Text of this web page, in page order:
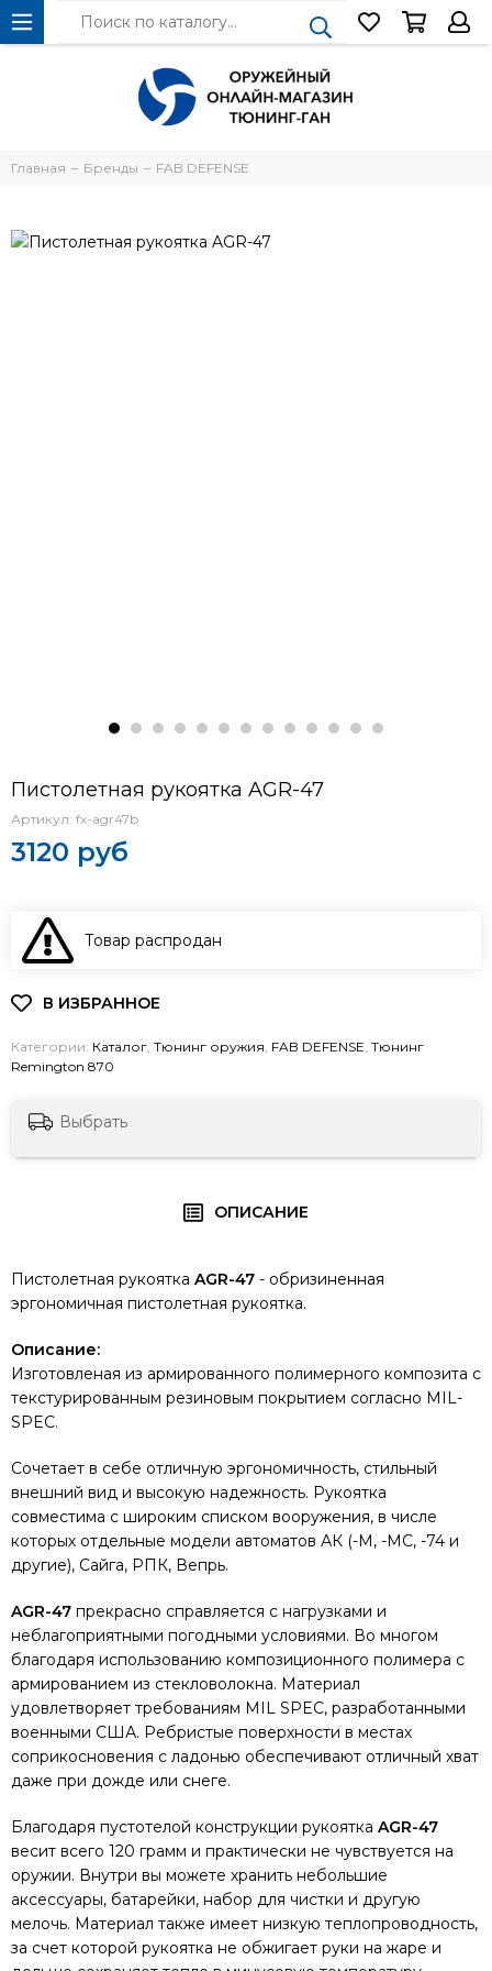
Главная Бренды FAB DEFENSE
Пистолетная рукоятка AGR-47
Артикул: fx-agr47b
3120 руб
Товар распродан
Категории: Каталог, Тюнинг оружия, FAB DEFENSE, Тюнинг
Remington 870
Выбрать
ОПИСАНИЕ
Пистолетная рукоятка AGR-47 - обризиненная
эргономичная пистолетная рукоятка.
Описание:
Изготовленая из армированного полимерного композита с
текстурированным резиновым покрытием согласно MIL-
SPEC.
Сочетает в себе отличную эргономичность, стильный
внешний вид и высокую надежность. Рукоятка
совместима с широким списком вооружения, в числе
которых отдельные модели автоматов АК (-М, -МС, -74 и
другие), Сайга, РПК, Вепрь.
AGR-47 прекрасно справляется с нагрузками и
неблагоприятными погодными условиями. Во многом
благодаря использованию композиционного полимера с
армированием из стекловолокна. Материал
удовлетворяет требованиям MIL SPEC, разработанными
военными США. Ребристые поверхности в местах
соприкосновения с ладонью обеспечивают отличный хват
даже при дожде или снеге.
Благодаря пустотелой конструкции рукоятка AGR-47
весит всего 120 грамм и практически не чувствуется на
оружии. Внутри вы можете хранить небольшие
аксессуары, батарейки, набор для чистки и другую
мелочь. Материал также имеет низкую теплопроводность,
за счет которой рукоятка не обжигает руки на жаре и